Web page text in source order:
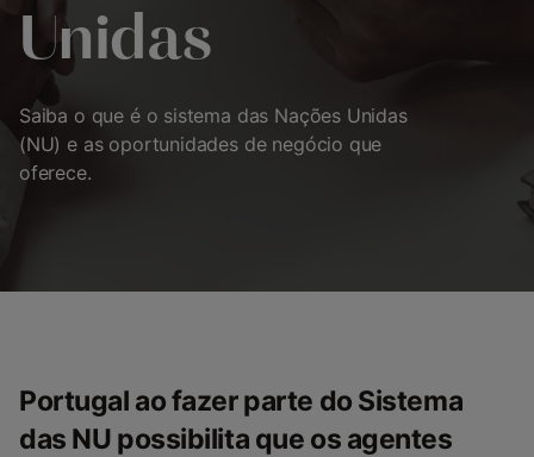
Unidas
Saiba o que é o sistema das Nações Unidas
(NU) e as oportunidades de negócio que
oferece.
Portugal ao fazer parte do Sistema
das NU possibilita que os agentes